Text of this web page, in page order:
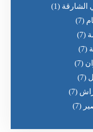
الشارقة (1)
(7)
(7)
(7)
(7)
(7)
(7)
(7)